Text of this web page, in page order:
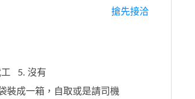
搶先接洽
5. 沒有
裝成一箱，自取或是請司機